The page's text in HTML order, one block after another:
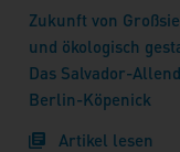
Zukunft von
und ökologisch
Das Salvador-
Berlin-Köpenick
Artikel lesen